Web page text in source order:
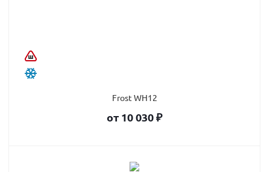
Frost WH12
от 10 030₽